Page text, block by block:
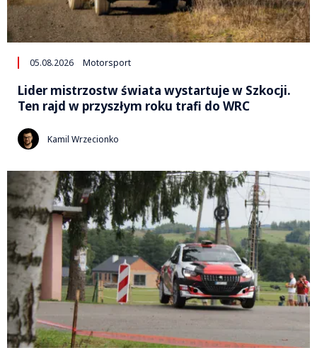
05.08.2026 Motorsport
Lider mistrzostw świata wystartuje w Szkocji.
Ten rajd w przyszłym roku trafi do WRC
Kamil Wrzecionko